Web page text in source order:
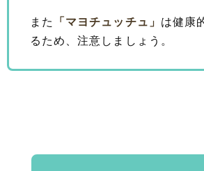
また 「マヨチュッチュ」 は健康
るため、注意しましょう。